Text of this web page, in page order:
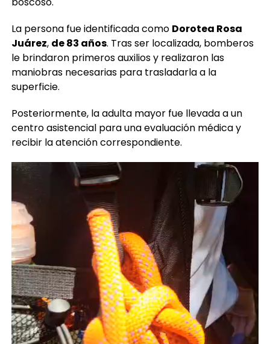
La persona fue identificada como
Juárez
de 83 años. Tras ser localizada, bomberos
le brindaron primeros auxilios y realizaron las
maniobras necesarias para trasladarla a la
superficie.
Posteriormente, la adulta mayor fue llevada a un
centro asistencial para una evaluación médica y
recibir la atención correspondiente.